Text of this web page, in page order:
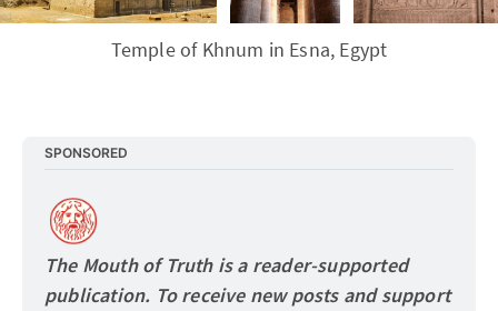
Temple of Khnum in Esna, Egypt
SPONSORED
The Mouth of Truth is a reader-supported
publication. To receive new posts and support